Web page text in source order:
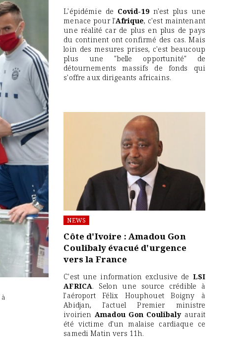
L'épidémie de Covid-19n'est plus une
menace pour l'Afrique, c'est maintenant
une réalité car de plus en plus de pays
du continent ont confirmé des cas. Mais
loin des mesures prises, c'est beaucoup
plus une "belle opportunité" de
détournements massifs de fonds qui
s'offre aux dirigeants africains.
NEWS
Côte d'Ivoire : Amadou Gon
Coulibaly évacué d'urgence
vers la France
C'est une information exclusive de LSI
AFRICA. Selon une source crédible à
l'aéroport Félix Houphouet Boigny à
Abidjan, l'actuel Premier ministre
ivoirienAmadou Gon Coulibalyaurait
été victime d'un malaise cardiaque ce
samedi Matin vers 11h.